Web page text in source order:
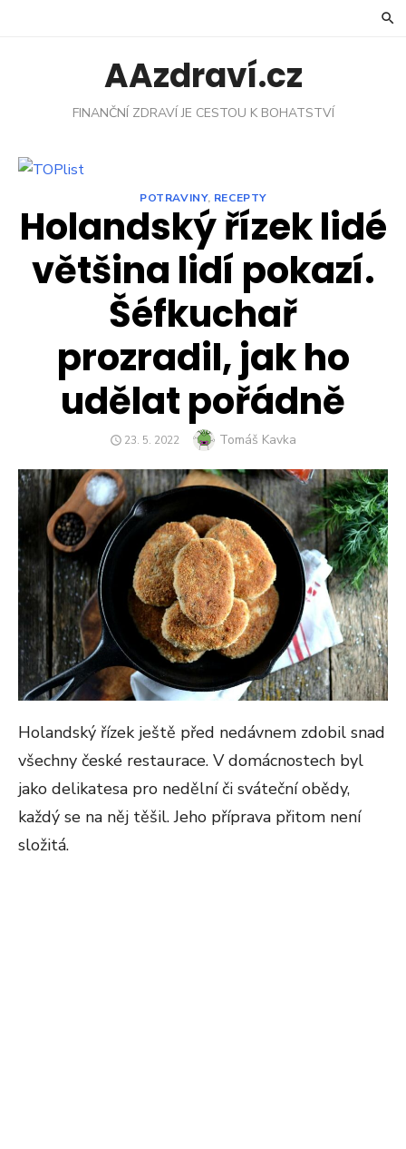
AAzdraví.cz
FINANČNÍ ZDRAVÍ JE CESTOU K BOHATSTVÍ
POTRAVINY, RECEPTY
Holandský řízek lidé
většina lidí pokazí.
Šéfkuchař
prozradil, jak ho
udělat pořádně
POSTED
23. 5. 2022 Author
Tomáš Kavka
Holandský řízek ještě před nedávnem zdobil snad
všechny české restaurace. V domácnostech byl
jako delikatesa pro nedělní či sváteční obědy,
každý se na něj těšil. Jeho příprava přitom není
složitá.